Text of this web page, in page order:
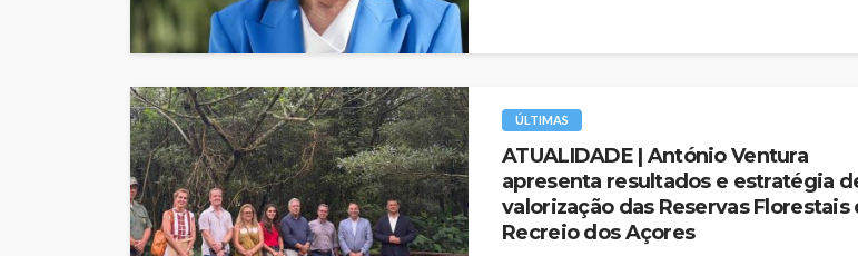
ÚLTIMAS
ATUALIDADE | António Ventura
apresenta resultados e estratégia
valorização das Reservas Florestais
Recreio dos Açores